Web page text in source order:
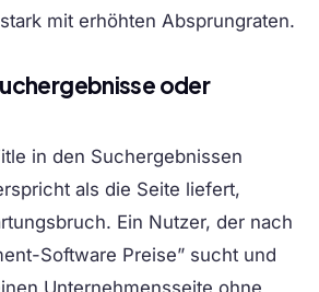
mit erhöhten Absprungraten.
oder
in den Suchergebnissen
als die Seite liefert,
Ein Nutzer, der nach
Software Preise” sucht und
Unternehmensseite ohne